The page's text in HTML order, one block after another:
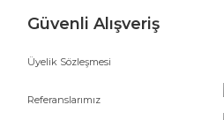
Güvenli Alışveriş
Üyelik Sözleşmesi
Referanslarımız